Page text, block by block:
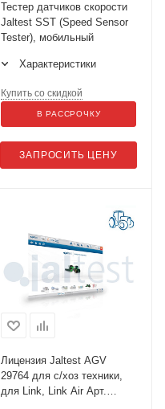
Тестер датчиков скорости
Jaltest SST (Speed Sensor
Tester), мобильный
Характеристики
ЗАПРОСИТЬ ЦЕНУ
Купить со скидкой
В РАССРОЧКУ
Лицензия Jaltest AGV
29764 для с/хоз техники,
для Link, Link Air Арт.